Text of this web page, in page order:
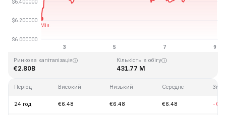
Останнє оновлення: 2026-08-09, 02:09 GMT+0
Історичний максимум
Ринкова капіталізація
€2.80B
Кількість в обігу
431.77 M
Період Високий Низький Середнє
24 год €6.48 €6.48 €6.48 -